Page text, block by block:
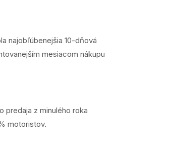
najobľúbenejšia 10-dňová
mesiacom nákupu
predaja z minulého roka
motoristov.